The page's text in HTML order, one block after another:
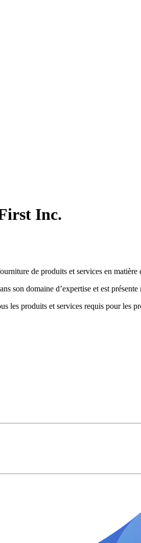
Inc.
de produits et services en
son domaine d’expertise et est
les produits et services requis pour les